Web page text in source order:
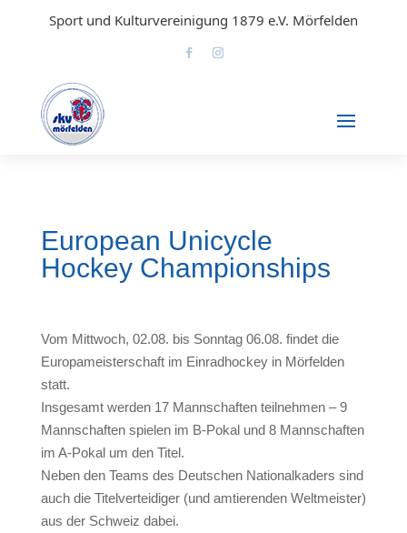
Sport und Kulturvereinigung 1879 e.V. Mörfelden
European Unicycle
Hockey Championships
Vom Mittwoch, 02.08. bis Sonntag 06.08. findet die
Europameisterschaft im Einradhockey in Mörfelden
statt.
Insgesamt werden 17 Mannschaften teilnehmen – 9
Mannschaften spielen im B-Pokal und 8 Mannschaften
im A-Pokal um den Titel.
Neben den Teams des Deutschen Nationalkaders sind
auch die Titelverteidiger (und amtierenden Weltmeister)
aus der Schweiz dabei.